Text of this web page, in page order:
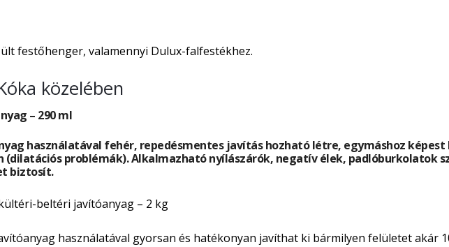
festőhenger, valamennyi Dulux-falfestékhez.
közelében
– 290 ml
használatával fehér, repedésmentes javítás hozható létre, egymáshoz
(dilatációs problémák). Alkalmazható nyílászárók, negatív élek, padlóburkolatok
biztosít.
beltéri javítóanyag – 2 kg
használatával gyorsan és hatékonyan javíthat ki bármilyen felületet akár